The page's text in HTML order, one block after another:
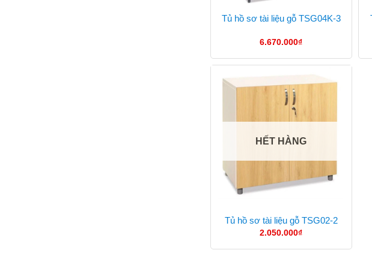
Tủ hồ sơ tài liệu gỗ TSG04K-3
6.670.000₫
HẾT HÀNG
Tủ hồ sơ tài liệu gỗ TSG02-2
2.050.000₫